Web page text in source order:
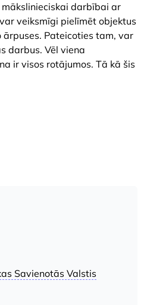
darbībai ar
veiksmīgi pielīmēt objektus
ārpuses. Pateicoties tam, var
darbus. Vēl viena
ir visos rotājumos. Tā kā šis
Savienotās Valstis